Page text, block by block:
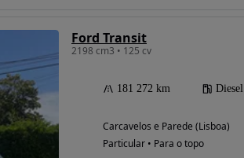
Ford Transit
2198 cm3 • 125 cv
181 272 km Diesel
Carcavelos e Parede (Lisboa)
Particular • Para o topo